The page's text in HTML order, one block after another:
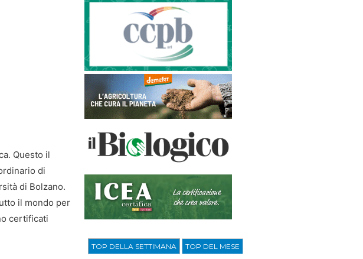
Questo il
di
di Bolzano.
il mondo per
certificati
TOP DELLA SETTIMANA TOP DEL MESE